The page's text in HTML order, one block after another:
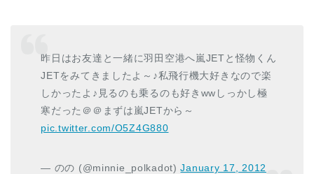
昨日はお友達と一緒に羽田空港へ嵐JETと怪物くん
JETをみてきましたよ～♪私飛行機大好きなので楽
しかったよ♪見るのも乗るのも好きwwしっかし極
寒だった＠＠まずは嵐JETから～
pic.twitter.com/O5Z4G880
— のの (@minnie_polkadot)January 17, 2012